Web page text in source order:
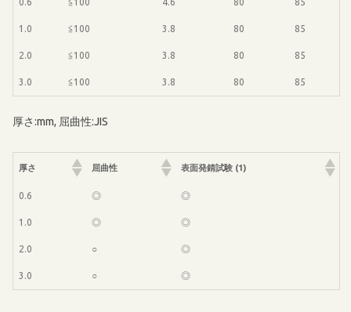
1.0 ≦100 3.8 80 85
2.0 ≦100 3.8 80 85
3.0 ≦100 3.8 80 85
厚さ:mm, 屈曲性:JIS
厚さ 屈曲性 表面発錆試験 (1)
0.6 ◎ ◎
1.0 ◎ ◎
2.0 ○ ◎
3.0 ○ ◎